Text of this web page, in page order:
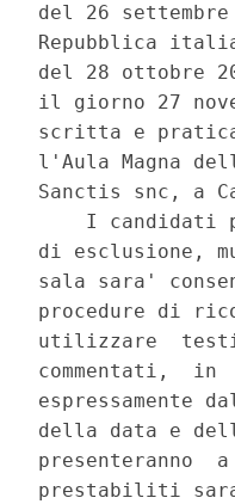
del 26
Repubblica
del 28 ottobre
il giorno 27
scritta e
l'Aula Magna
Sanctis snc, a
I candidati
di esclusione,
sala sara'
procedure di
utilizzare  testi
commentati,
espressamente
della data e
presenteranno
prestabiliti